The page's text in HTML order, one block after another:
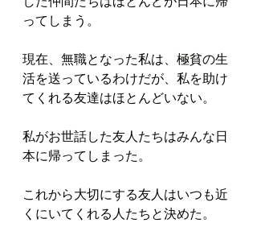
ってしまう。
現在、無職となった私は、極貧の生
活を送っているわけだが、私を助け
てくれる友達はほとんどいない。
私がお世話した友人たちはみんな日
本に帰ってしまった。
これから大切にする友人はいつも近
くにいてくれる人たちと決めた。